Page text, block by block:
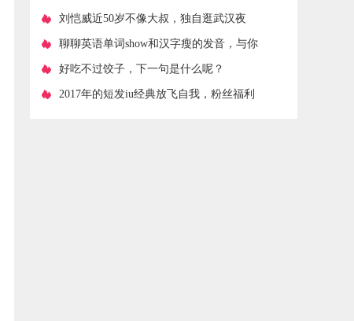
心伤害两岸感情
​刘恺威近50岁不像大叔，独自逛武汉夜
市，吃路边摊
​聊聊英语单词show和汉字瘦的发音，与你
一起消磨休闲时光
​好吃不过饺子，下一句是什么呢？
​2017年的短发iu经典放飞自我，粉丝福利